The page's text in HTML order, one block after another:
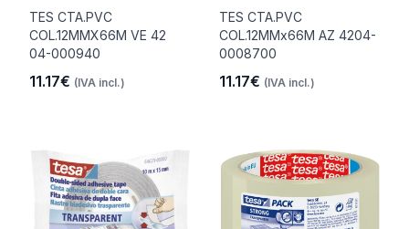
TES CTA.PVC
COL.12MMX66M VE 42
04-000940
11.17€ (IVA incl.)
TES CTA.PVC
COL.12MMx66M AZ 4204-
0008700
11.17€ (IVA incl.)